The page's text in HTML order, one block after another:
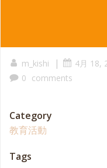
m_kishi | 4月 18,
0 comments
Category
教育活動
Tags